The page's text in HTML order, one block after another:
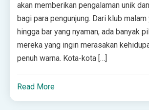
akan memberikan pengalaman unik
bagi para pengunjung. Dari klub
hingga bar yang nyaman, ada banyak
mereka yang ingin merasakan
penuh warna. Kota-kota […]
Read More